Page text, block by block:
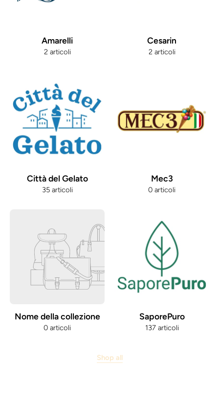
Amarelli
2 articoli
Cesarin
2 articoli
Città del Gelato
35 articoli
Mec3
0 articoli
Nome della collezione
0 articoli
SaporePuro
137 articoli
Shop all